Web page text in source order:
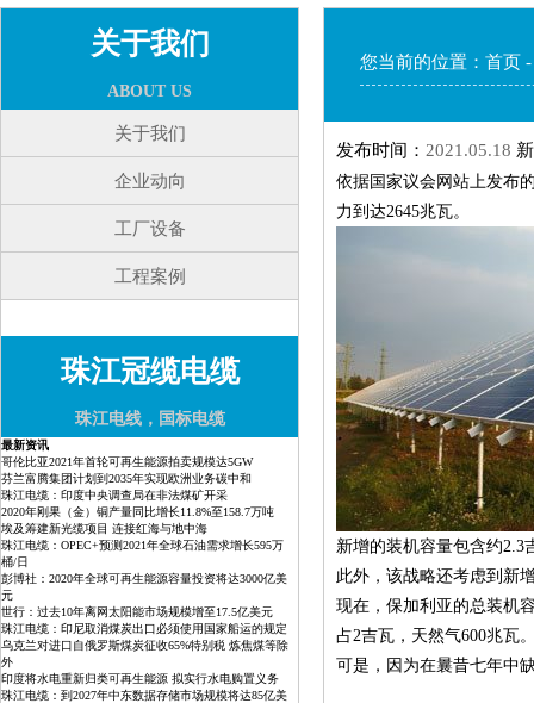
关于我们
ABOUT US
关于我们
企业动向
工厂设备
工程案例
珠江冠缆电缆
珠江电线，国标电缆
最新资讯
哥伦比亚2021年首轮可再生能源拍卖规模达5GW
芬兰富腾集团计划到2035年实现欧洲业务碳中和
珠江电缆：印度中央调查局在非法煤矿开采
2020年刚果（金）铜产量同比增长11.8%至158.7万吨
埃及筹建新光缆项目 连接红海与地中海
珠江电缆：OPEC+预测2021年全球石油需求增长595万
桶/日
彭博社：2020年全球可再生能源容量投资将达3000亿美
元
世行：过去10年离网太阳能市场规模增至17.5亿美元
珠江电缆：印尼取消煤炭出口必须使用国家船运的规定
乌克兰对进口自俄罗斯煤炭征收65%特别税 炼焦煤等除
外
印度将水电重新归类可再生能源 拟实行水电购置义务
珠江电缆：到2027年中东数据存储市场规模将达85亿美
您当前的位置： 首页
发布时间： 2021.05.18
依据国家议会网站上发布
力到达2645兆瓦。
新增的装机容量包含约2.3
此外，该战略还考虑到新
现在，保加利亚的总装机
占2吉瓦，天然气600兆瓦
可是，因为在曩昔七年中